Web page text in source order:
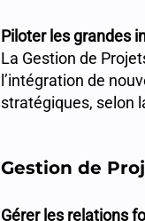
Piloter les grandes
La Gestion de
l’intégration de
stratégiques, selon
Gestion de
Gérer les relations